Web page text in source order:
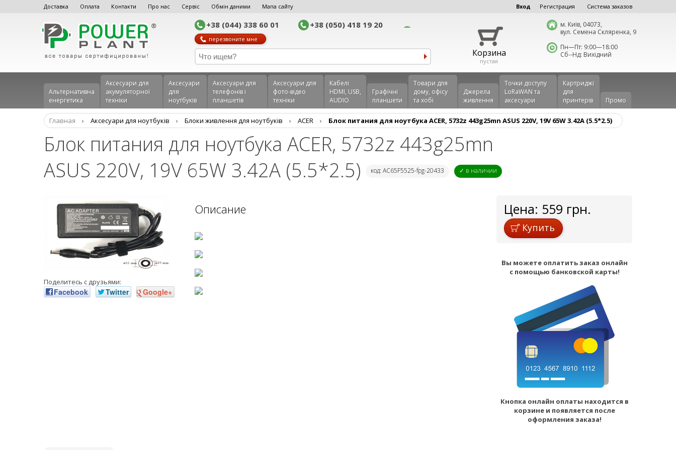
Доставка Оплата Контакти Про нас Сервіс Обмін даними Мапа сайту Вход Регистрация Система заказов
+38 (044) 338 60 01 +38 (050) 418 19 20
перезвоните мне
Корзина
пустая
м. Київ, 04073,
вул. Семена Скляренка, 9
Пн—Пт: 9:00—18:00
Сб--Нд: Вихідний
Альтернативна
енергетика
Аксесуари для
акумуляторної
техніки
Аксесуари
для
ноутбуків
Аксеcуари для
телефонів і
планшетів
Аксесуари для
фото-відео
техніки
Кабелі
HDMI, USB,
AUDIO
Графічні
планшети
Товари для
дому, офісу
та хобі
Джерела
живлення
Точки доступу
LoRaWAN та
аксесуари
Картриджі
для
принтерів
Промо
Главная › Аксесуари для ноутбуків › Блоки живлення для ноутбуків › ACER › Блок питания для ноутбука ACER, 5732z 443g25mn ASUS 220V, 19V 65W 3.42A (5.5*2.5)
Блок питания для ноутбука ACER, 5732z 443g25mn
ASUS 220V, 19V 65W 3.42A (5.5*2.5)
код: AC65F5525-fpg-20433 ✓ в наличии
Поделитесь с друзьями:
Facebook Twitter Google+
Описание Цена: 559 грн.
Купить
Вы можете оплатить заказ онлайн
с помощью банковской карты!
Кнопка онлайн оплаты находится в
корзине и появляется после
оформления заказа!